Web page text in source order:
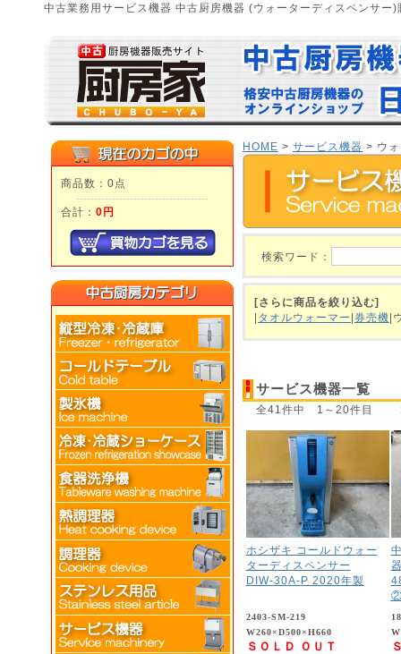
中古業務用サービス機器 中古厨房機器 (ウォーターディスペンサー)
商品数：0点
合計： 0円
HOME > サービス機器 > ウ
検索ワード：
[さらに商品を絞り込む]
| タオルウォーマー |券売機|
サービス機器一覧
全41件中 1～20件目
ホシザキ コールドウォー
ターディスペンサー
DIW-30A-P 2020年製
2403-SM-219
W260×D500×H660
ＳＯＬＤ ＯＵＴ